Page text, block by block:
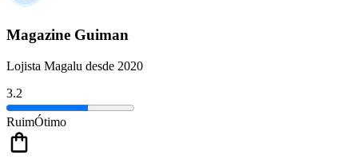
Magazine Guiman
Lojista Magalu desde 2020
3.2
RuimÓtimo